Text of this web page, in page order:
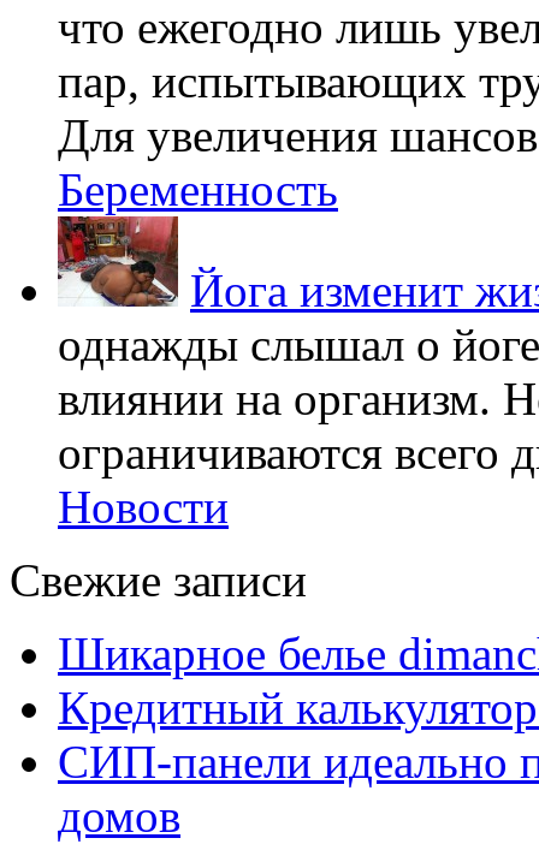
что ежегодно лишь
пар, испытывающих
Для увеличения
Беременность
Йога изменит
однажды слышал о
влиянии на организм.
ограничиваются всего
Новости
Свежие записи
Шикарное белье
Кредитный
СИП-панели идеально
домов